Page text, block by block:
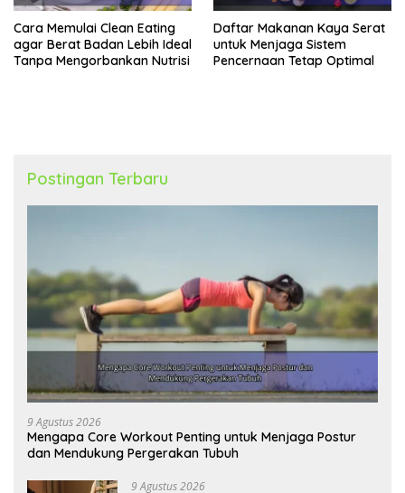
Cara Memulai Clean Eating
agar Berat Badan Lebih Ideal
Tanpa Mengorbankan Nutrisi
Daftar Makanan Kaya Serat
untuk Menjaga Sistem
Pencernaan Tetap Optimal
Postingan Terbaru
9 Agustus 2026
Mengapa Core Workout Penting untuk Menjaga Postur
dan Mendukung Pergerakan Tubuh
9 Agustus 2026